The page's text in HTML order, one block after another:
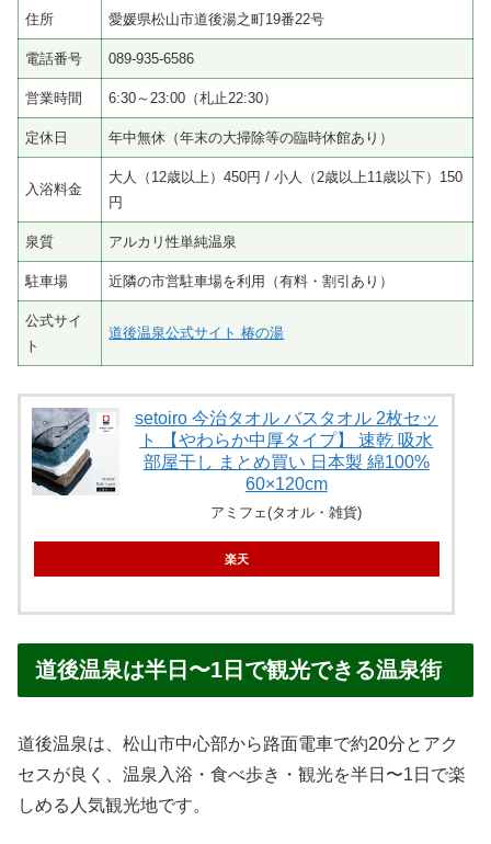
住所 愛媛県松山市道後湯之町19番22号
電話番号 089-935-6586
営業時間 6:30～23:00（札止22:30）
定休日 年中無休（年末の大掃除等の臨時休館あり）
入浴料金
大人（12歳以上）450円 / 小人（2歳以上11歳以下）150
円
泉質 アルカリ性単純温泉
駐車場 近隣の市営駐車場を利用（有料・割引あり）
公式サイ
ト
道後温泉公式サイト 椿の湯
setoiro 今治タオル バスタオル 2枚セッ
ト 【やわらか中厚タイプ】 速乾 吸水
部屋干し まとめ買い 日本製 綿100%
60×120cm
アミフェ(タオル・雑貨)
楽天
道後温泉は半日〜1日で観光できる温泉街
道後温泉は、松山市中心部から路面電車で約20分とアク
セスが良く、温泉入浴・食べ歩き・観光を半日〜1日で楽
しめる人気観光地です。